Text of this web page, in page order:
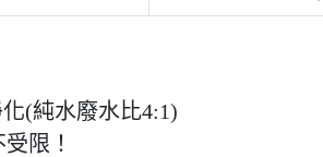
(純水廢水比4:1)
限！